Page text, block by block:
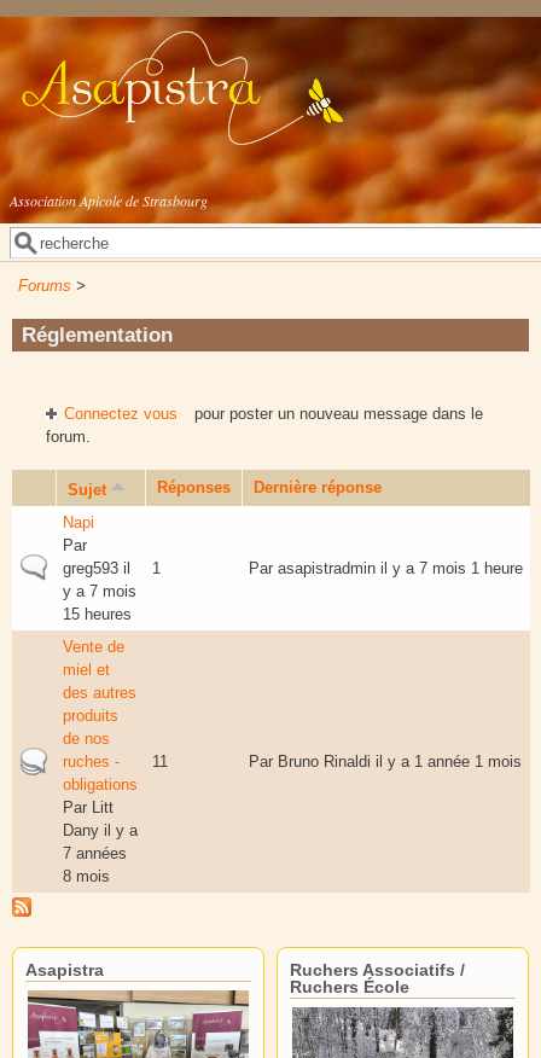
Aller au contenu principal
Association Apicole de Strasbourg
Formulaire de recherche
Rechercher
Forums >
Réglementation
Connectez vous
pour poster un nouveau message dans le
forum.
Sujet Réponses Dernière réponse
Sujet normal
Napi
Par
greg593 il
y a 7 mois
15 heures
1 Par asapistradmin il y a 7 mois 1 heure
Sujet actif
Vente de
miel et
des autres
produits
de nos
ruches -
obligations
Par
Litt
Dany il y a
7 années
8 mois
11 Par Bruno Rinaldi il y a 1 année 1 mois
Asapistra
Ruchers Associatifs /
Ruchers École